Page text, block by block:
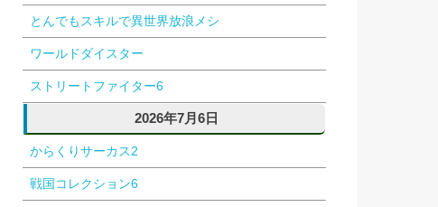
とんでもスキルで異世界放浪メシ
ワールドダイスター
ストリートファイター6
2026年7月6日
からくりサーカス2
戦国コレクション6